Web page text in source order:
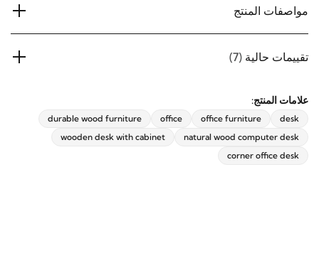
مواصفات المنتج
تقييمات حالية (7)
علامات المنتج:
desk
office furniture
office
durable wood furniture
natural wood computer desk
wooden desk with cabinet
corner office desk